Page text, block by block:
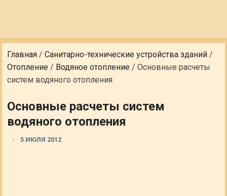
Главная /Санитарно-технические устройства зданий/
Отопление / Водяное отопление /Основные расчеты
систем водяного отопления
Основные расчеты систем
водяного отопления
5 ИЮЛЯ 2012